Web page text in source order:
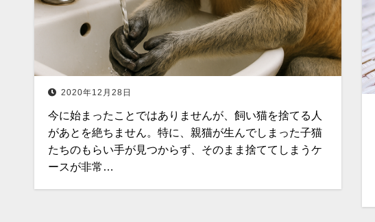
2020年12月28日
今に始まったことではありませんが、飼い猫を捨てる人
があとを絶ちません。特に、親猫が生んでしまった子猫
たちのもらい手が見つからず、そのまま捨ててしまうケ
ースが非常…